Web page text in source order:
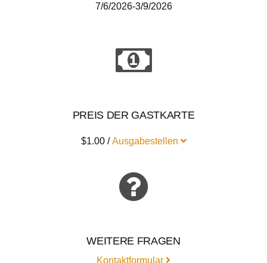
7/6/2026-3/9/2026
PREIS DER GASTKARTE
$1.00 / Ausgabestellen
WEITERE FRAGEN
Kontaktformular